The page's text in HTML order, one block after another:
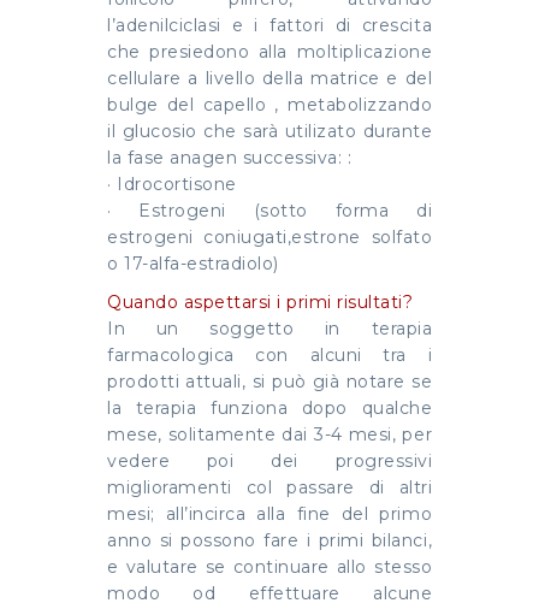
l’adenilciclasi e i fattori di crescita
che presiedono alla moltiplicazione
cellulare a livello della matrice e del
bulge del capello , metabolizzando
il glucosio che sarà utilizato durante
la fase anagen successiva: :
· Idrocortisone
· Estrogeni (sotto forma di
estrogeni coniugati,estrone solfato
o 17-alfa-estradiolo)
Quando aspettarsi i primi risultati?
In un soggetto in terapia
farmacologica con alcuni tra i
prodotti attuali, si può già notare se
la terapia funziona dopo qualche
mese, solitamente dai 3-4 mesi, per
vedere poi dei progressivi
miglioramenti col passare di altri
mesi; all’incirca alla fine del primo
anno si possono fare i primi bilanci,
e valutare se continuare allo stesso
modo od effettuare alcune